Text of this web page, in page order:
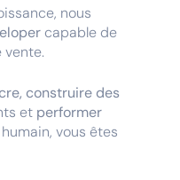
nous
capable de
vente.
construire des
et performer
vous êtes